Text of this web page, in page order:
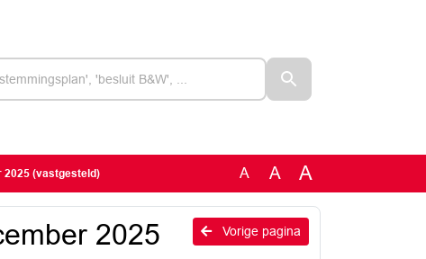
(vastgesteld) A A A
Vorige pagina
2025